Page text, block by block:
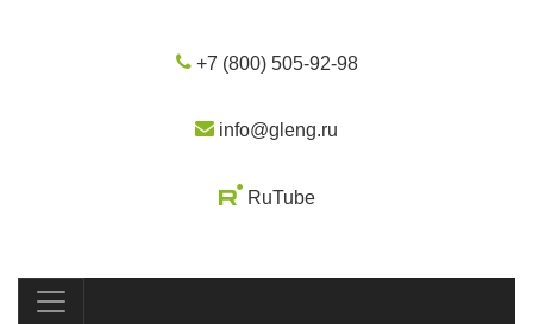
+7 (800) 505-92-98
info@gleng.ru
RuTube